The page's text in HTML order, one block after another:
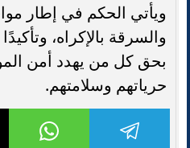
ويأتي الحكم في إطار
والسرقة بالإكراه،
بحق كل من يهدد أمن
حرياتهم وسلامتهم.